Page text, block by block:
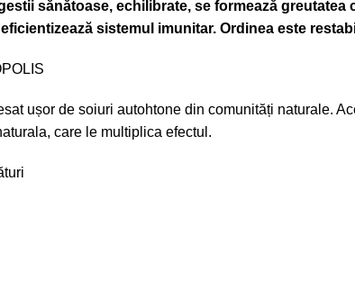
sănătoase, echilibrate, se formează
sistemul imunitar. Ordinea este
ușor de soiuri autohtone din comunități naturale.
care le multiplica efectul.